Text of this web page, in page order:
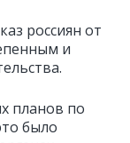
россиян от
и
планов по
было